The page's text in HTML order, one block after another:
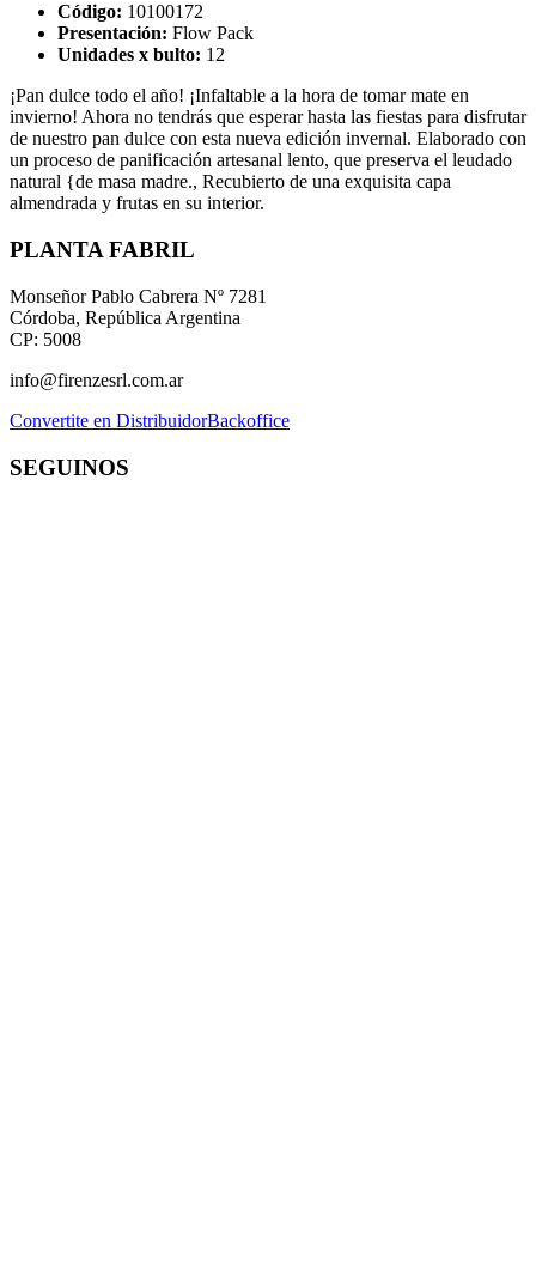
Código: 10100172
Presentación: Flow Pack
Unidades x bulto: 12
¡Pan dulce todo el año! ¡Infaltable a la hora de tomar mate en
invierno! Ahora no tendrás que esperar hasta las fiestas para disfrutar
de nuestro pan dulce con esta nueva edición invernal. Elaborado con
un proceso de panificación artesanal lento, que preserva el leudado
natural {de masa madre., Recubierto de una exquisita capa
almendrada y frutas en su interior.
PLANTA FABRIL
Monseñor Pablo Cabrera Nº 7281
Córdoba, República Argentina
CP: 5008
info@firenzesrl.com.ar
Convertite en DistribuidorBackoffice
SEGUINOS